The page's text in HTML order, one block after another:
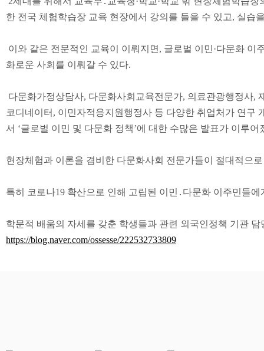
한 전국 체험학습장 교육 현장에서 강의를 들을 수 있고, 실습
이와 같은 전문적인 교육이 이뤄지면 , 글로벌 이민 ·다문화 이
화로운 사회를 이뤄갈 수 있다.
다문화가정상담사, 다문화사회교육전문가, 의료관광행정사,
코디네이터 , 이민자적응지원행정사 등 다양한 취업처가 연구
서 ‘글로벌 이민 및 다문화 정책’에 대한 수많은 발표가 이루
현장체험과 이론을 겸비한 다문화사회 전문가들이 절대적으
특히 코로나19 확산으로 인해 고립된 이민 ․ 다문화 이주민들에
학문적 배움의 자세를 갖춘 학생들과 관련 외국인정책 기관
https://blog.naver.com/ossesse/222532733809